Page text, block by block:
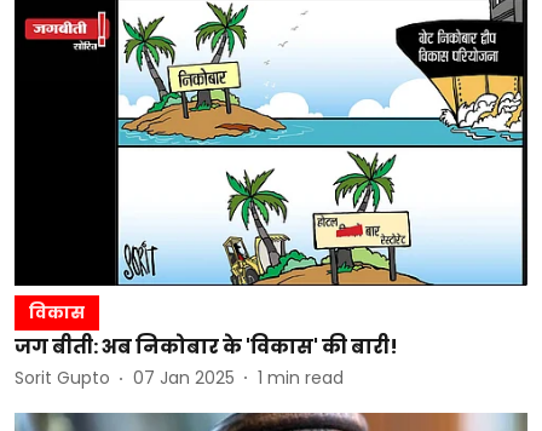
विकास
जग बीती: अब निकोबार के 'विकास' की बारी!
Sorit Gupto 07 Jan 2025 1 min read